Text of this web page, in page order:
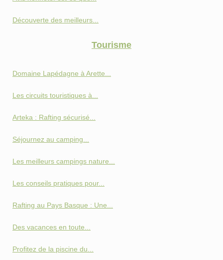
Découverte des meilleurs...
Tourisme
Domaine Lapédagne à Arette...
Les circuits touristiques à...
Arteka : Rafting sécurisé...
Séjournez au camping...
Les meilleurs campings nature...
Les conseils pratiques pour...
Rafting au Pays Basque : Une...
Des vacances en toute...
Profitez de la piscine du...